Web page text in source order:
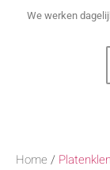
We werken
Home /